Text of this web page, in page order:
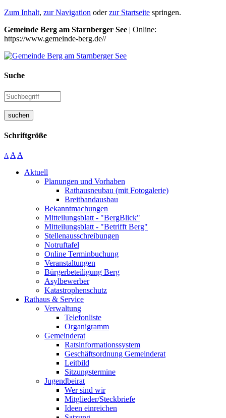
Zum Inhalt, zur Navigation oderzur Startseite springen.
Gemeinde Berg am Starnberger See | Online:
https://www.gemeinde-berg.de//
Suche
suchen
Schriftgröße
A A A
Aktuell
Planungen und Vorhaben
Rathausneubau (mit Fotogalerie)
Breitbandausbau
Bekanntmachungen
Mitteilungsblatt - "BergBlick"
Mitteilungsblatt - "Betrifft Berg"
Stellenausschreibungen
Notruftafel
Online Terminbuchung
Veranstaltungen
Bürgerbeteiligung Berg
Asylbewerber
Katastrophenschutz
Rathaus & Service
Verwaltung
Telefonliste
Organigramm
Gemeinderat
Ratsinformationssystem
Geschäftsordnung Gemeinderat
Leitbild
Sitzungstermine
Jugendbeirat
Wer sind wir
Mitglieder/Steckbriefe
Ideen einreichen